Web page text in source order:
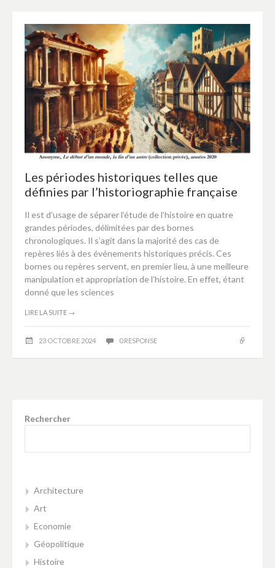
Les périodes historiques telles que
définies par l’historiographie française
Il est d’usage de séparer l’étude de l’histoire en quatre
grandes périodes, délimitées par des bornes
chronologiques. Il s’agit dans la majorité des cas de
repères liés à des événements historiques précis. Ces
bornes ou repères servent, en premier lieu, à une meilleure
manipulation et appropriation de l’histoire. En effet, étant
donné que les sciences
LIRE LA SUITE →
23 OCTOBRE 2024 0 RESPONSE
Rechercher
Architecture
Art
Economie
Géopolitique
Histoire